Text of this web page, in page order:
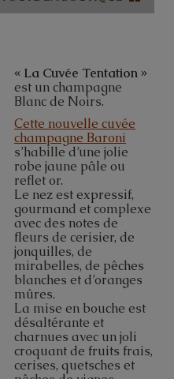
« La Cuvée Tentation »
est un champagne
Blanc de Noirs.
Cette nouvelle cuvée
champagne Baroni
s’habille d’une jolie
robe jaune pâle ou
reflet or.
Le nez est expressif,
gourmand et complexe
avec des notes de
fleurs de cerisier, de
jonquilles, de
mirabelles, de pêches
blanches et d’oranges
mûres.
La mise en bouche est
désaltérante et
charnues avec un joli
croquant de fruits frais,
cerises, quetsches et